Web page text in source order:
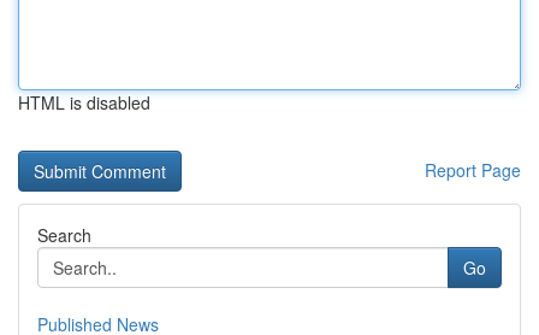
HTML is disabled
Report Page
Search
Go
Published News